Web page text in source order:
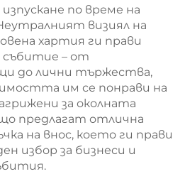
по време на
визиял на
хартия ги прави
събитие – от
до лични тържества,
им се понрави на
за околната
предлагат отлична
на внос, което ги прави
избор за бизнеси и